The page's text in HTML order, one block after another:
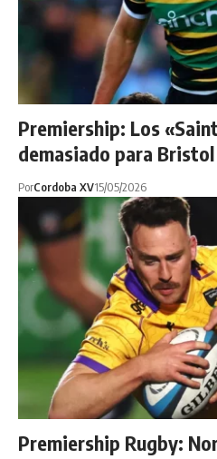
Premiership: Los
demasiado para
PorCordoba XV15/05/2026
Premiership Rugby: